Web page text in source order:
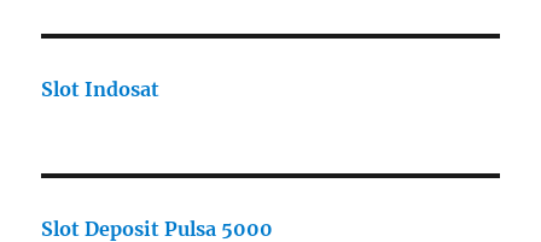
Slot Indosat
Slot Deposit Pulsa 5000